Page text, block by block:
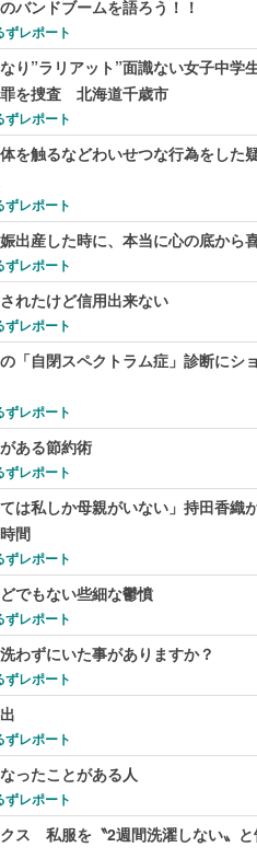
バンドブームを語ろう！！
ずレポート
り”ラリアット”面識ない女子中
を捜査 北海道千歳市
ずレポート
を触るなどわいせつな行為をした
ずレポート
出産した時に、本当に心の底から
ずレポート
れたけど信用出来ない
ずレポート
「自閉スペクトラム症」診断に
ずレポート
ある節約術
ずレポート
ては私しか母親がいない」持田香
間
ずレポート
でもない些細な鬱憤
ずレポート
わずにいた事がありますか？
ずレポート
ずレポート
ったことがある人
ずレポート
ス 私服を〝2週間洗濯しない〟